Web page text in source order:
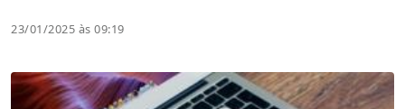
23/01/2025 às 09:19